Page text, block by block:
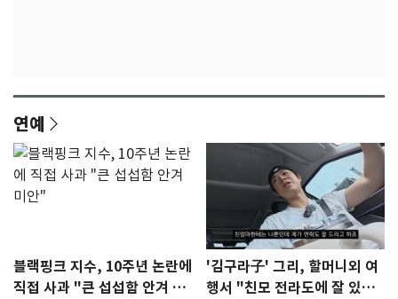
연예
블랙핑크 지수, 10주년 논란에
직접 사과 "큰 섭섭함 안겨 미
'김구라子' 그리, 할머니외 여
행서 "친모 전라도에 잘 있